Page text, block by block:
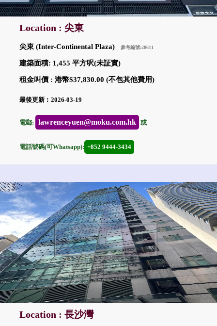
Location : 尖東
尖東 (Inter-Continental Plaza) 參考編號:28611
建築面積: 1,455 平方呎(未証實)
租金叫價 : 港幣$37,830.00 (不包其他費用)
最後更新︰2026-03-19
電郵: lawrenceyuen@moku.com.hk 或
電話號碼(可Whatsapp): +852 9444-3434
Location : 長沙灣